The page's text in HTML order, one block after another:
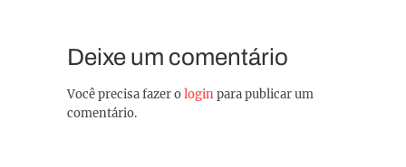
Deixe um comentário
Você precisa fazer ologinpara publicar um
comentário.